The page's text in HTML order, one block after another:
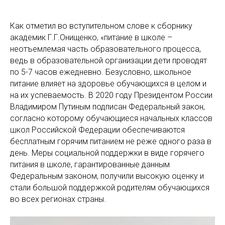
Как отметил во вступительном слове к сборнику
академик Г.Г.Онищенко, «питание в школе –
неотъемлемая часть образовательного процесса,
ведь в образовательной организации дети проводят
по 5-7 часов ежедневно. Безусловно, школьное
питание влияет на здоровье обучающихся в целом и
на их успеваемость. В 2020 году Президентом России
Владимиром Путиным подписан Федеральный закон,
согласно которому обучающиеся начальных классов
школ Российской Федерации обеспечиваются
бесплатным горячим питанием не реже одного раза в
день. Меры социальной поддержки в виде горячего
питания в школе, гарантированные данным
Федеральным законом, получили высокую оценку и
стали большой поддержкой родителям обучающихся
во всех регионах страны.